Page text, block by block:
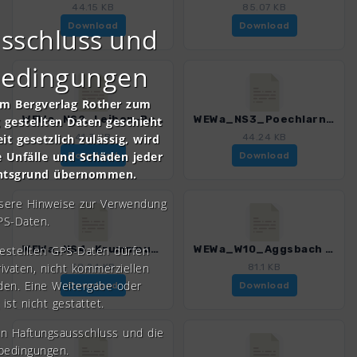
44.15 KB
Download
85.07 KB
Download
WEWa_NS2_Leiben-Poechlarn_4411_3.gpx
41.3 KB
Download
WEWa_NS3_Poechlarn-Krummnussbaum_4411_3.gpx
44.24 KB
Download
WEWa_NS4_Krummnussbaum-Persenbeug_4411_3.gpx
58.24 KB
Download
WEWa_W10_Aggsbach Dorf-Hofarnsdorf_4411_3.gpx
81.1 KB
Download
und
Bergverlag Rother zum
Daten geschieht
gesetzlich zulässig, wird
und Schäden jeder
übernommen.
Hinweise zur Verwendung
Daten.
GPS-Daten dürfen
nicht kommerziellen
Eine Weitergabe oder
ist nicht gestattet.
Haftungsausschluss und die